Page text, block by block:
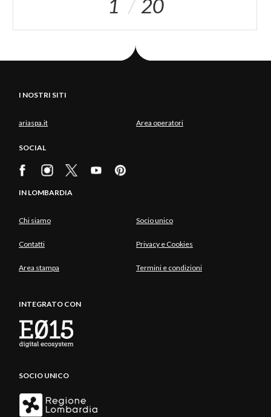
1 20
I NOSTRI SITI
ariaspa.it Area operatori
SOCIAL
IN LOMBARDIA
Chi siamo Socio unico
Contatti Privacy e Cookies
Area stampa Termini e condizioni
INTEGRATO CON
SOCIO UNICO